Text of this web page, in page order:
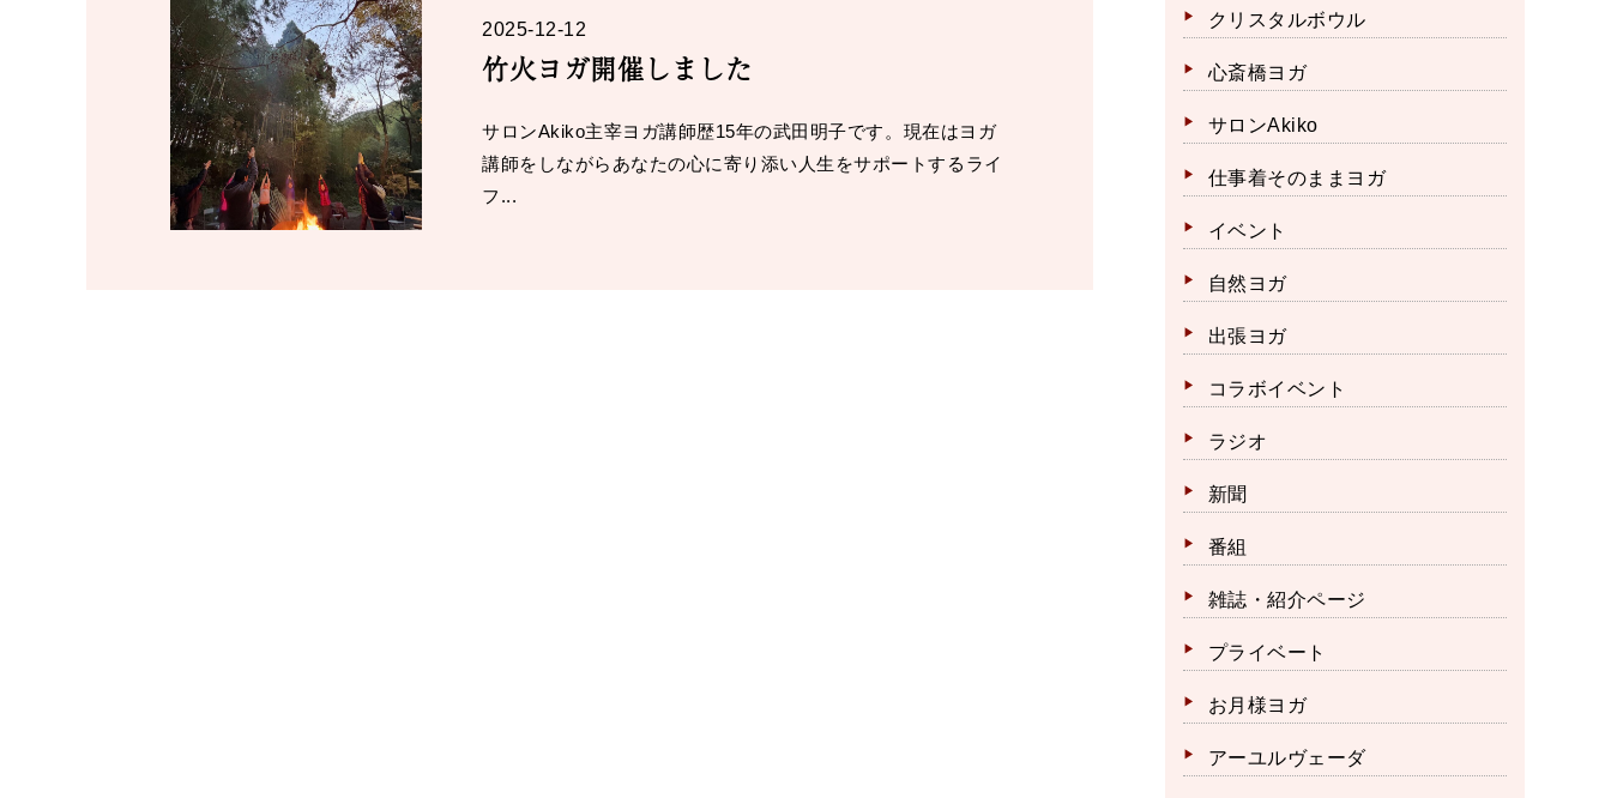
2025-12-12
竹火ヨガ開催しました
サロンAkiko主宰ヨガ講師歴15年の武田明子です。現在はヨガ
講師をしながらあなたの心に寄り添い人生をサポートするライ
フ...
クリスタルボウル
心斎橋ヨガ
サロンAkiko
仕事着そのままヨガ
イベント
自然ヨガ
出張ヨガ
コラボイベント
ラジオ
新聞
番組
雑誌・紹介ページ
プライベート
お月様ヨガ
アーユルヴェーダ